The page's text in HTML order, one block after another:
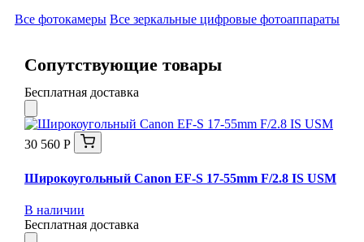
Все фотокамеры Все зеркальные цифровые фотоаппараты
Сопутствующие товары
Бесплатная доставка
30 560 Р
Широкоугольный Canon EF-S 17-55mm F/2.8 IS USM
В наличии
Бесплатная доставка